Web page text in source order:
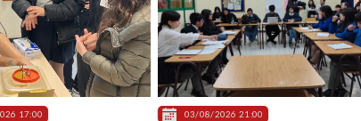
17:00 03/08/2026 21:00